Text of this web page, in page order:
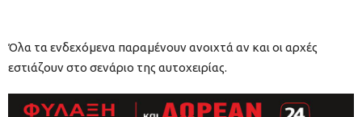
Όλα τα ενδεχόμενα παραμένουν ανοιχτά αν και οι αρχές
εστιάζουν στο σενάριο της αυτοχειρίας.